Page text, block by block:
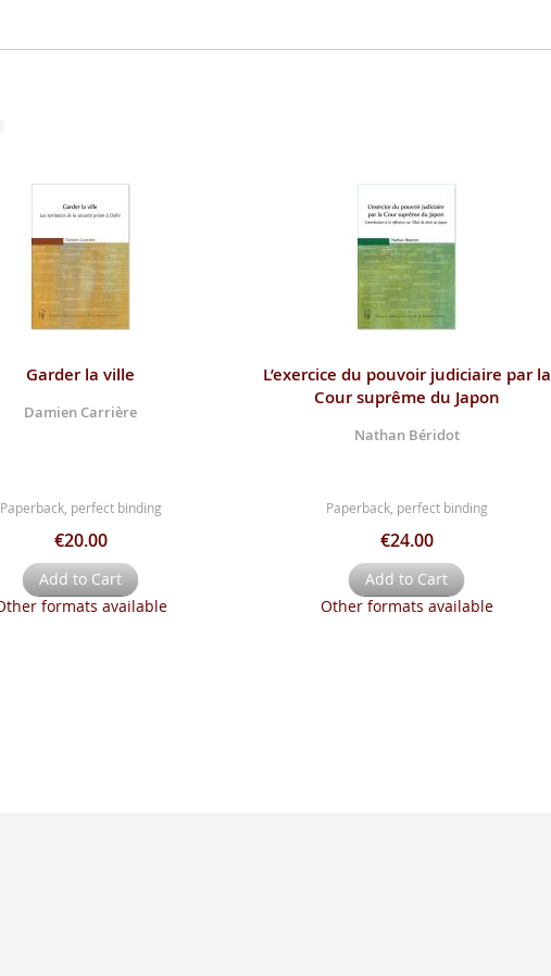
Garder la ville
Damien Carrière
Paperback, perfect binding
€20.00
Add to Cart
formats available
L’exercice du pouvoir judiciaire par la
Cour suprême du Japon
Nathan Béridot
Paperback, perfect binding
€24.00
Add to Cart
Other formats available